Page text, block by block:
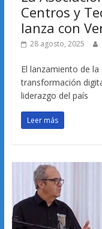
Centros y
lanza con
28 agosto, 2025
El lanzamiento de
transformación
liderazgo del país
Leer más